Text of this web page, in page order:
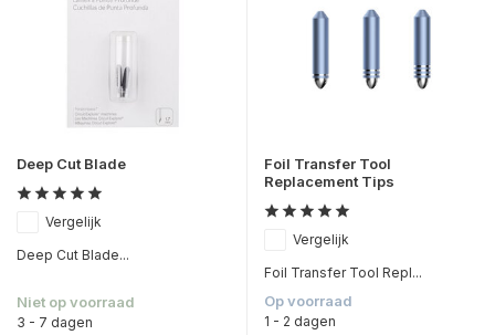
Deep Cut Blade
Vergelijk
Deep Cut Blade...
Niet op voorraad
3 - 7 dagen
Foil Transfer Tool
Replacement Tips
Vergelijk
Foil Transfer Tool Repl...
Op voorraad
1 - 2 dagen